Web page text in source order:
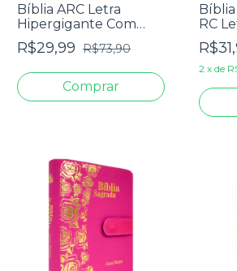
Bíblia ARC Letra
Hipergigante Com
Textos Coloridos,
Harpa E Corinhos -
R$29,99 R$73,90
RC
2 x de